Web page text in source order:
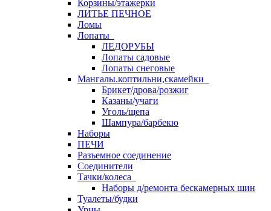
Корзины/этажерки
ЛИТЬЕ ПЕЧНОЕ
Ломы
Лопаты
ЛЕДОРУБЫ
Лопаты садовые
Лопаты снеговые
Мангалы.коптильни,скамейки
Брикет/дрова/розжиг
Казаны/учаги
Уголь/щепа
Шампура/барбекю
Наборы
ПЕЧИ
Разъемное соединение
Соединители
Тачки/колеса
Наборы д/ремонта бескамерных шин
Туалеты/будки